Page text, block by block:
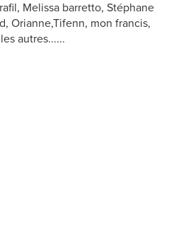
Melissa barretto, Stéphane
Orianne,Tifenn, mon francis,
autres......